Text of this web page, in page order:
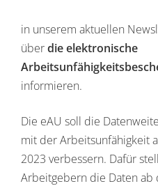
in unserem aktuellen
überdie elektronische
informieren.
Die eAU soll die
mit der Arbeitsunfähigkeit
2023 verbessern. Dafür
Arbeitgebern die Daten ab